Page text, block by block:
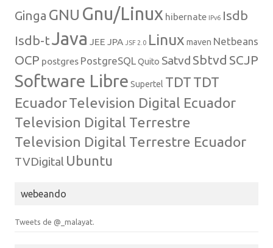
Ginga GNU Gnu/Linux hibernate IPv6 Isdb
Isdb-tJava JEE JPA JSF 2.0 Linux maven Netbeans
OCP postgres PostgreSQLQuito Satvd Sbtvd SCJP
Software Libre Supertel TDT TDT
EcuadorTelevision Digital Ecuador
Television Digital Terrestre
Television Digital Terrestre Ecuador
TVDigital Ubuntu
webeando
Tweets de @_malayat.